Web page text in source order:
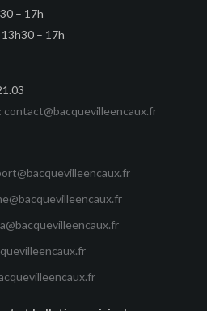
– 17h
– 17h
: contact@bacquevilleencaux.fr